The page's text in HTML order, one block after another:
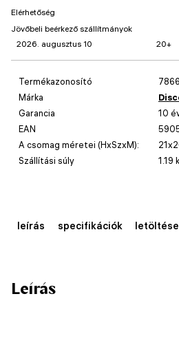
Elérhetőség
Jövőbeli beérkező szállítmányok
2026. augusztus 10
20+
Termékazonosító
Márka
Garancia
10
EAN
A csomag méretei (HxSzxM):
Szállítási súly
1.19
leírás specifikációk
Leírás